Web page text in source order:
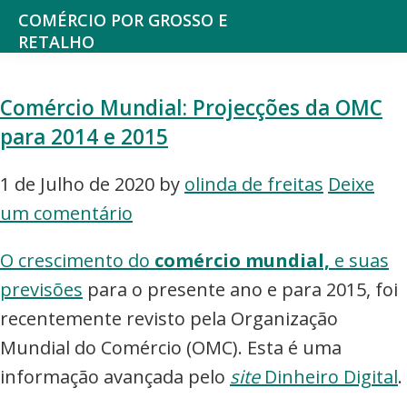
Saltar
para
menu
principal
Skip
content
COMÉRCIO POR GROSSO E
RETALHO
reflexão
sobre
o
Comércio
Comércio Mundial: Projecções da OMC
para 2014 e 2015
1 de Julho de 2020 by olinda de freitas Deixe
um comentário
O crescimento do comércio mundial, e suas
previsões para o presente ano e para 2015, foi
recentemente revisto pela Organização
Mundial do Comércio (OMC). Esta é uma
informação avançada pelo siteDinheiro Digital.